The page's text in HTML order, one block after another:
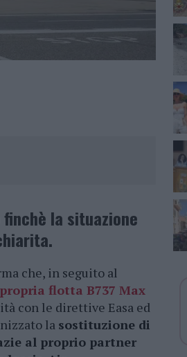
la situazione
che, in seguito al
flotta B737 Max
con le direttive Easa ed
la sostituzione di
al proprio partner